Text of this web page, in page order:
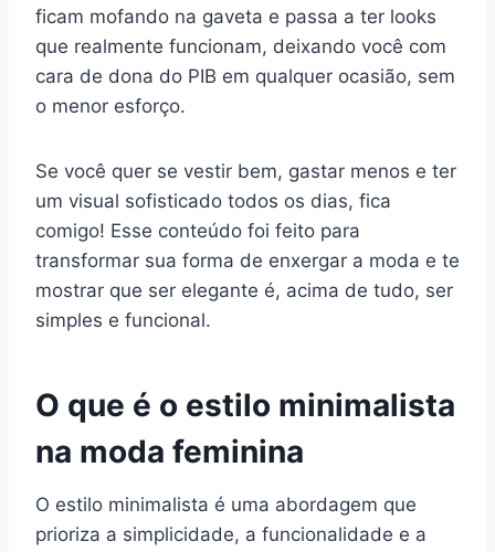
ficam mofando na gaveta e passa a ter looks
que realmente funcionam, deixando você com
cara de dona do PIB em qualquer ocasião, sem
o menor esforço.
Se você quer se vestir bem, gastar menos e ter
um visual sofisticado todos os dias, fica
comigo! Esse conteúdo foi feito para
transformar sua forma de enxergar a moda e te
mostrar que ser elegante é, acima de tudo, ser
simples e funcional.
O que é o estilo minimalista
na moda feminina
O estilo minimalista é uma abordagem que
prioriza a simplicidade, a funcionalidade e a